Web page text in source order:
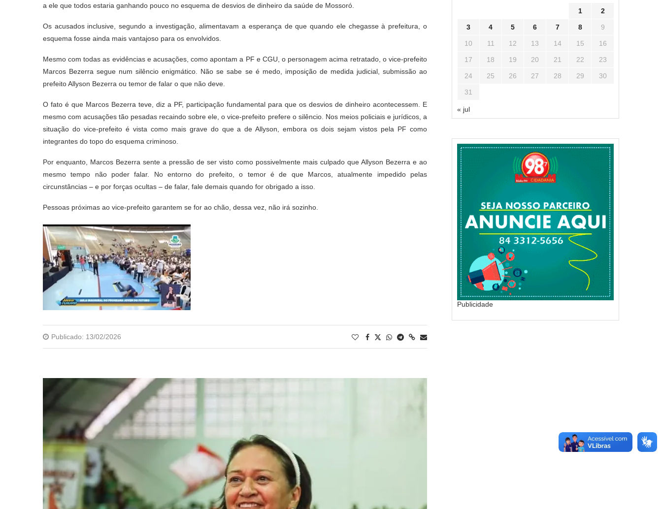
a ele que todos estaria ganhando pouco no esquema de desvios de dinheiro da saúde de Mossoró.
Os acusados inclusive, segundo a investigação, alimentavam a esperança de que quando ele chegasse à prefeitura, o
esquema fosse ainda mais vantajoso para os envolvidos.
Mesmo com todas as evidências e acusações, como apontam a PF e CGU, o personagem acima retratado, o vice-prefeito
Marcos Bezerra segue num silêncio enigmático. Não se sabe se é medo, imposição de medida judicial, submissão ao
prefeito Allyson Bezerra ou temor de falar o que não deve.
O fato é que Marcos Bezerra teve, diz a PF, participação fundamental para que os desvios de dinheiro acontecessem. E
mesmo com acusações tão pesadas recaindo sobre ele, o vice-prefeito prefere o silêncio. Nos meios policiais e jurídicos, a
situação do vice-prefeito é vista como mais grave do que a de Allyson, embora os dois sejam vistos pela PF como
integrantes do topo do esquema criminoso.
Por enquanto, Marcos Bezerra sente a pressão de ser visto como possivelmente mais culpado que Allyson Bezerra e ao
mesmo tempo não poder falar. No entorno do prefeito, o temor é de que Marcos, atualmente impedido pelas
circunstâncias – e por forças ocultas – de falar, fale demais quando for obrigado a isso.
Pessoas próximas ao vice-prefeito garantem se for ao chão, dessa vez, não irá sozinho.
Publicado: 13/02/2026
1 2
3 4 5 6 7 8 9
10 11 12 13 14 15 16
17 18 19 20 21 22 23
24 25 26 27 28 29 30
31
« jul
Publicidade